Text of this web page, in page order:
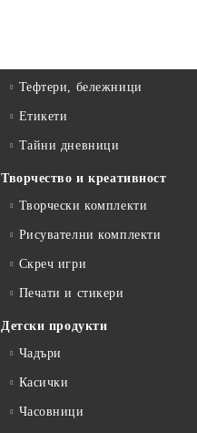
Тефтери, бележници
Етикети
Тайни дневници
Творчество и креативност
Творчески комплекти
Рисувателни комплекти
Скреч игри
Печати и стикери
Детски продукти
Чадъри
Касички
Часовници